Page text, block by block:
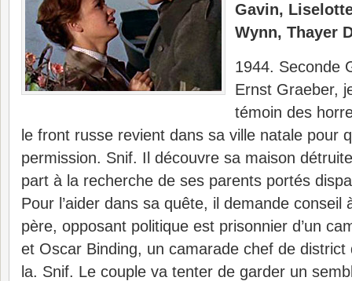
Gavin,
Wynn, Thayer
1944. Seconde
Ernst Graeber,
témoin des
le front russe revient dans sa ville natale pour
permission. Snif. Il découvre sa maison
part à la recherche de ses parents portés
Pour l’aider dans sa quête, il demande conseil
père, opposant politique est prisonnier d’un
et Oscar Binding, un camarade chef de
la. Snif. Le couple va tenter de garder un